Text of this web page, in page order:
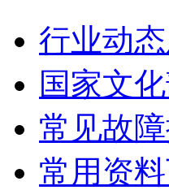
行业动
国家文
常见故
常用资